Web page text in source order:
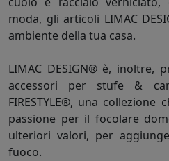
moda, gli articoli LIMAC
ambiente della tua casa.
LIMAC DESIGN® è, inoltre,
accessori per stufe &
FIRESTYLE®, una collezione
passione per il focolare
ulteriori valori, per
fuoco.